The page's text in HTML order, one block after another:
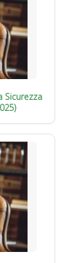
Sicurezza